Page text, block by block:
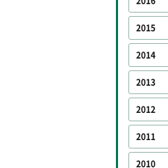
2015
2014
2013
2012
2011
2010